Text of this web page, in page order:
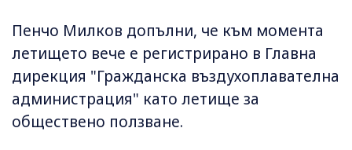
Пенчо Милков допълни, че към момента
летището вече е регистрирано в Главна
дирекция "Гражданска въздухоплавателна
администрация" като летище за
обществено ползване.